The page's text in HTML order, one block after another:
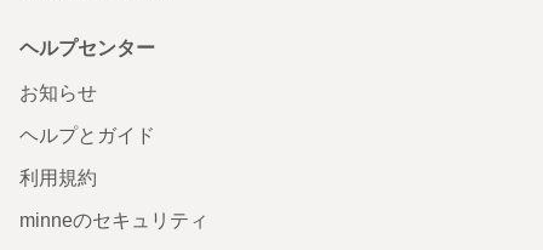
ヘルプセンター
お知らせ
ヘルプとガイド
利用規約
minneのセキュリティ